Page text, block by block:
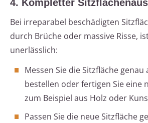
4. Kompletter
Bei irreparabel beschädigten
durch Brüche oder massive Risse,
unerlässlich:
Messen Sie die Sitzfläche genau
bestellen oder fertigen Sie eine
zum Beispiel aus Holz oder
Passen Sie die neue Sitzfläche